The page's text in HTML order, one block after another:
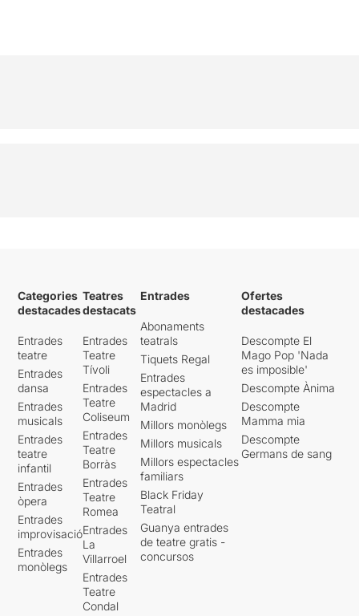
Categories
destacades
Entrades
teatre
Entrades
dansa
Entrades
musicals
Entrades
teatre
infantil
Entrades
òpera
Entrades
improvisació
Entrades
monòlegs
Teatres
destacats
Entrades
Teatre
Tívoli
Entrades
Teatre
Coliseum
Entrades
Teatre
Borràs
Entrades
Teatre
Romea
Entrades
La
Villarroel
Entrades
Teatre
Condal
Entrades
Abonaments
teatrals
Tiquets Regal
Entrades
espectacles a
Madrid
Millors monòlegs
Millors musicals
Millors espectacles
familiars
Black Friday
Teatral
Guanya entrades
de teatre gratis -
concursos
Ofertes
destacades
Descompte El
Mago Pop 'Nada
es imposible'
Descompte Ànima
Descompte
Mamma mia
Descompte
Germans de sang